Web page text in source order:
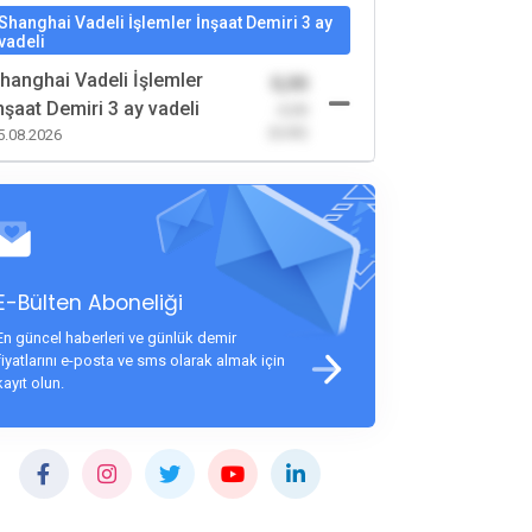
Vadeli İşlemler İnşaat Demiri 3 ay
Vadeli İşlemler
Demiri 3 ay vadeli
0,00
Bülten Aboneliği
güncel haberleri ve günlük demir
e-posta ve sms olarak almak için
olun.